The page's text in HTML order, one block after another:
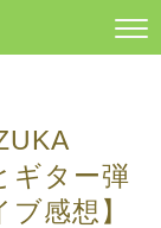
ギター弾
感想】